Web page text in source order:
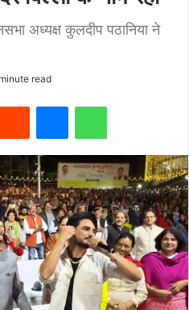
अध्यक्ष कुलदीप पठानिया ने
read